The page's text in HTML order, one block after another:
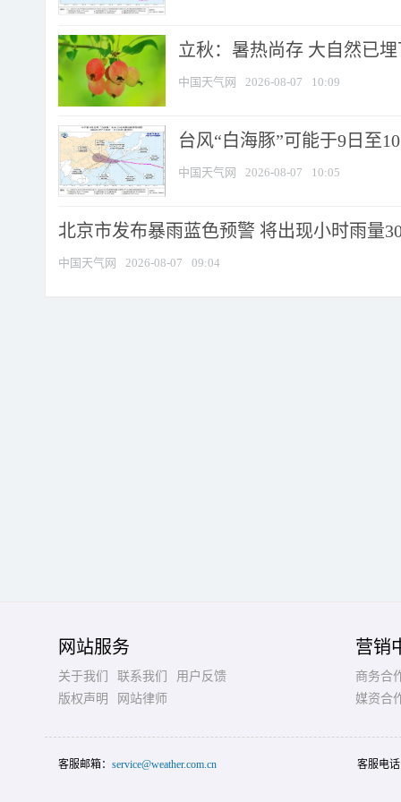
立秋：暑热尚存 大自然已
中国天气网 2026-08-07 10:09
台风“白海豚”可能于9日至
中国天气网 2026-08-07 10:05
北京市发布暴雨蓝色预警 将出现小时雨量
中国天气网 2026-08-07 09:04
网站服务
关于我们 联系我们
用户反馈
版权声明
网站律师
营销
商务合
媒资合
客服邮箱： service@weather.com.cn 客服电